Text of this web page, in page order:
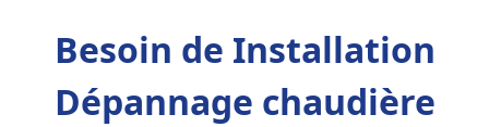
Besoin de Installation
Dépannage chaudière